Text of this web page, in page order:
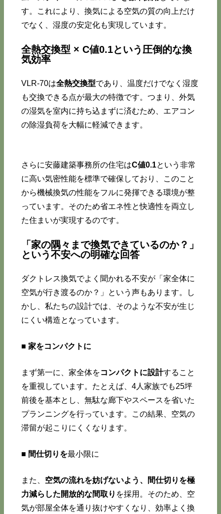
す。これにより、換気による空気の質の向上だけ
でなく、湿度の安定化も実現しています。
全熱交換型 × C値0.1という圧倒的な換
気効率
VLR-70は全熱交換型であり、温度だけでなく湿度
も交換できる点が最大の特徴です。つまり、外気
の湿気を室内に持ち込まずに済むため、エアコン
の除湿負荷を大幅に軽減できます。
さらに安藤建築事務所の住宅はC値0.1という非常
に高い気密性能を標準で確保しており、このこと
から機械換気の性能をフルに発揮できる環境が整
っています。そのため省エネ性と快適性を両立し
た住まいが実現するのです。
「家の隅々まで換気できているのか？」
という不安への明確な回答
ダクトレス換気でよく聞かれる不安が「家全体に
空気が行き渡るのか？」という声もあります。し
かし、私たちの設計では、そのような不安が生じ
にくい構造となっています。
■ 家をコンパクトに
まず第一に、家全体をコンパクトに設計すること
を重視しています。たとえば、4人家族でも25坪
前後を基本とし、無駄な廊下やスペースを省いた
プランニングを行っています。この結果、空気の
滞留が起こりにくくなります。
■ 間仕切りを最小限に
また、 空気の流れを妨げないよう、間仕切りを極
力減らした開放的な間取り を採用。そのため、空
気が部屋全体を通り抜けやすくなり、効率よく換